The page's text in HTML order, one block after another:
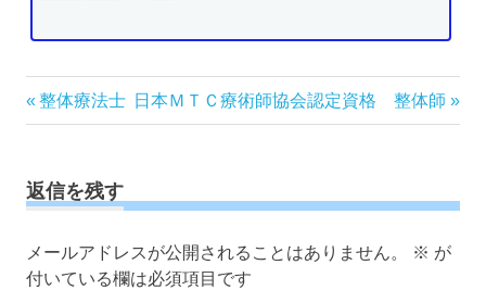
投
稿
ビ
ゲ
ー
シ
前
の
事:
整体療法士 次
の
日本ＭＴＣ療術師協会認定資格 整体師
返信を残す
メールアドレスが公開されることはありません。 ※ が
付いている欄は必須項目です